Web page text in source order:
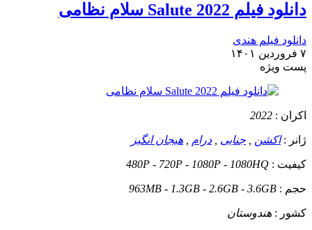
دانلود فیلم Salute 2022 سلام نظامی
دانلود فیلم هندی
۷ فروردین ۱۴۰۱
پست ويژه
اکران : 2022
ژانر :اکشن جنایی درام هیجان انگیز
کیفیت : 480P - 720P - 1080P - 1080HQ
حجم : 963MB - 1.3GB - 2.6GB - 3.6GB
کشور : هندوستان